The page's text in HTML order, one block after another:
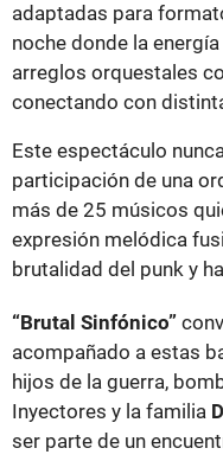
adaptadas para
noche donde la
arreglos orquestales
conectando con
Este espectáculo
participación de una
más de 25 músicos
expresión melódica
brutalidad del punk y
“Brutal Sinfónico”
acompañado a estas
hijos de la guerra,
Inyectores y la familia
ser parte de un